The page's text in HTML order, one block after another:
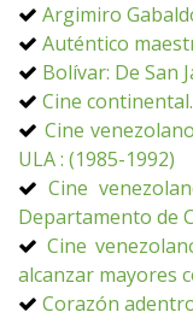
Argimiro
Auténtico
Bolívar: De San
Cine
Cine
ULA : (1985-1992)
Cine
Departamento de
Cine
alcanzar mayores
Corazón